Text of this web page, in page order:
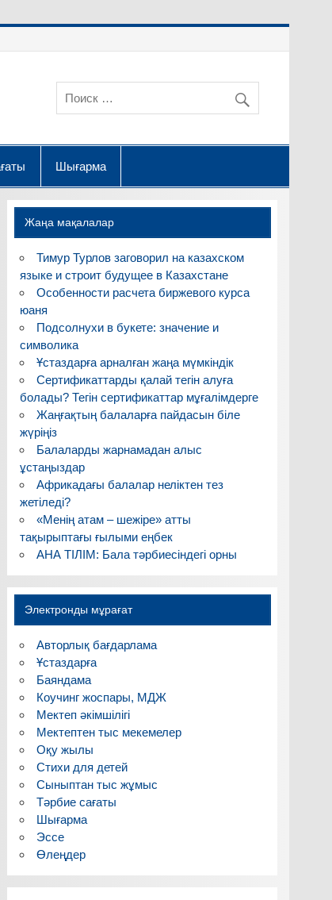
Шығарма
Жаңа мақалалар
Тимур Турлов заговорил на казахском
языке и строит будущее в Казахстане
Особенности расчета биржевого курса
юаня
Подсолнухи в букете: значение и
символика
Ұстаздарға арналған жаңа мүмкіндік
Сертификаттарды қалай тегін алуға
болады? Тегін сертификаттар мұғалімдерге
Жаңғақтың балаларға пайдасын біле
жүріңіз
Балаларды жарнамадан алыс
ұстаңыздар
Африкадағы балалар неліктен тез
жетіледі?
«Менің атам – шежіре» атты
тақырыптағы ғылыми еңбек
АНА ТІЛІМ: Бала тәрбиесіндегі орны
Электронды мұрағат
Авторлық бағдарлама
Ұстаздарға
Баяндама
Коучинг жоспары, МДЖ
Мектеп әкімшілігі
Мектептен тыс мекемелер
Оқу жылы
Стихи для детей
Сыныптан тыс жұмыс
Тәрбие сағаты
Шығарма
Эссе
Өлеңдер